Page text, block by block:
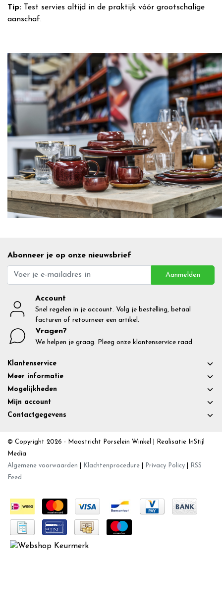
Tip: Test servies altijd in de praktijk vóór grootschalige
aanschaf.
Abonneer je op onze nieuwsbrief
Aanmelden
Account
Snel regelen in je account. Volg je bestelling, betaal
facturen of retourneer een artikel.
Vragen?
We helpen je graag. Pleeg onze klantenservice raad
Klantenservice
Meer informatie
Mogelijkheden
Mijn account
Contactgegevens
© Copyright 2026 - Maastricht Porselein Winkel | Realisatie InStijl
Media
Algemene voorwaarden
Klachtenprocedure Privacy Policy
RSS
Feed